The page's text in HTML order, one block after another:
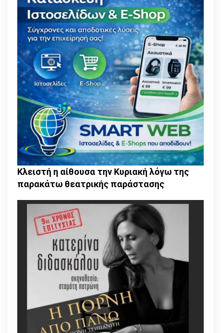
Κλειστή η αίθουσα την Κυριακή λόγω της
παρακάτω θεατρικής παράστασης